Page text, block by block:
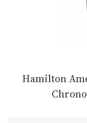
Hamilton